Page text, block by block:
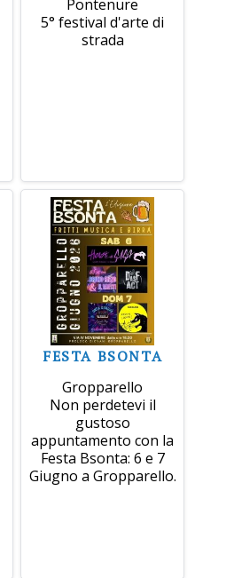
Pontenure
5° festival d'arte di
strada
FESTA BSONTA
Gropparello
Non perdetevi il
gustoso
appuntamento con la
Festa Bsonta: 6 e 7
Giugno a Gropparello.